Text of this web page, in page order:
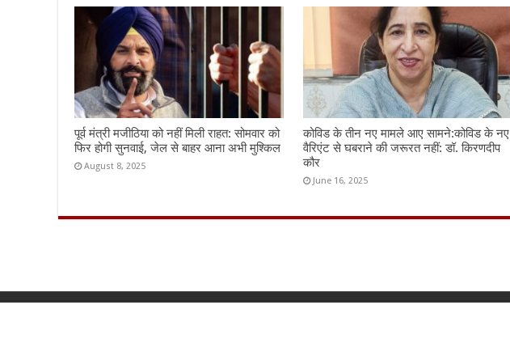
पूर्व मंत्री मजीठिया को नहीं मिली राहत: सोमवार को
फिर होगी सुनवाई, जेल से बाहर आना अभी मुश्किल
August 8, 2025
कोविड के तीन नए मामले आए सामने:कोविड के नए
वैरिएंट से घबराने की जरूरत नहीं: डॉ. किरणदीप
कौर
June 16, 2025